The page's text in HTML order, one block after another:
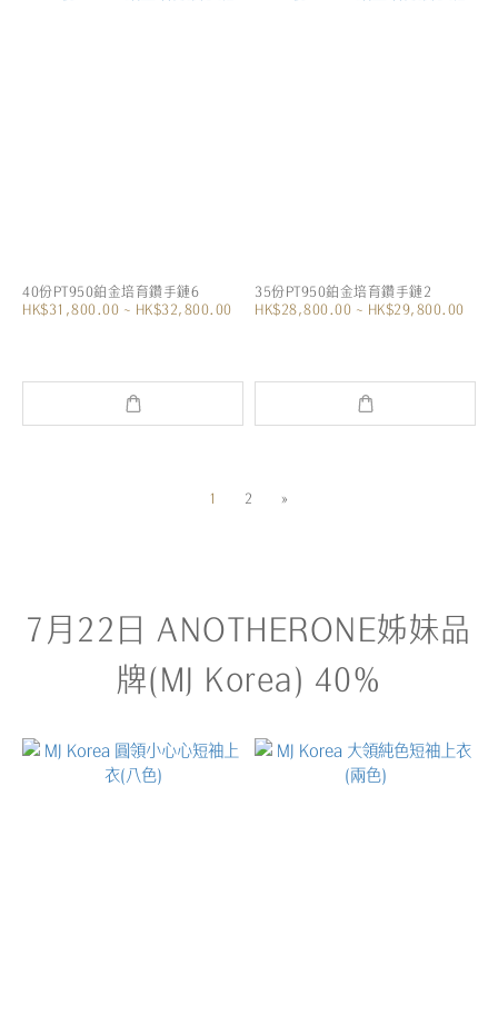
40份PT950鉑金培育鑽手鏈6
HK$31,800.00 ~ HK$32,800.00
35份PT950鉑金培育鑽手鏈2
HK$28,800.00 ~ HK$29,800.00
1 2 »
7月22日 ANOTHERONE姊妹品
牌(MJ Korea) 40%